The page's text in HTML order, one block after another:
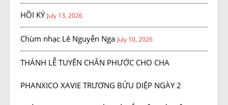
HỒI KÝ July 13, 2026
Chùm nhạc Lê Nguyễn Nga July 10, 2026
THÁNH LỄ TUYÊN CHÂN PHƯỚC CHO CHA
PHANXICO XAVIE TRƯƠNG BỬU DIỆP NGÀY 2